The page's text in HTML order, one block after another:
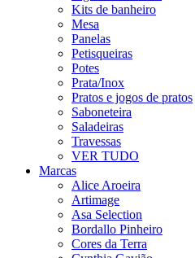
Kits de banheiro
Mesa
Panelas
Petisqueiras
Potes
Prata/Inox
Pratos e jogos de pratos
Saboneteira
Saladeiras
Travessas
VER TUDO
Marcas
Alice Aroeira
Artimage
Asa Selection
Bordallo Pinheiro
Cores da Terra